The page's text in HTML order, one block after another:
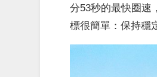
分53秒的最快圈速
標很簡單：保持穩